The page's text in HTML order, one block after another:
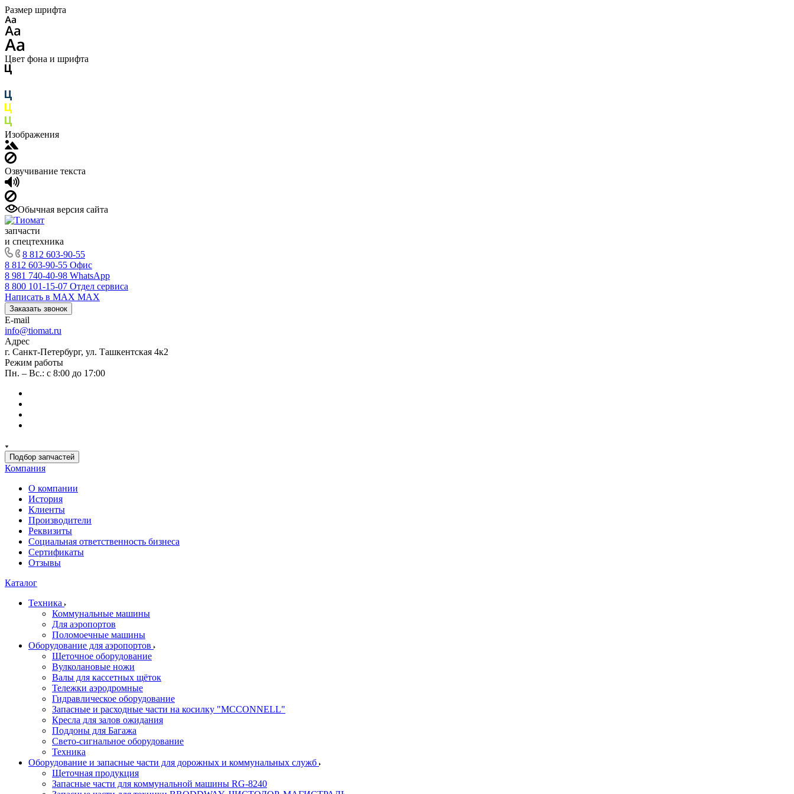
Размер шрифта
Цвет фона и шрифта
Изображения
Озвучивание текста
Обычная версия сайта
запчасти
и спецтехника
8 812 603-90-55
8 812 603-90-55 Офис
8 981 740-40-98 WhatsApp
8 800 101-15-07 Отдел сервиса
Написать в MAX MAX
Заказать звонок
E-mail
info@tiomat.ru
Адрес
г. Санкт-Петербург, ул. Ташкентская 4к2
Режим работы
Пн. – Вс.: с 8:00 до 17:00
Подбор запчастей
Компания
О компании
История
Клиенты
Производители
Реквизиты
Социальная ответственность бизнеса
Сертификаты
Отзывы
Каталог
Техника
Коммунальные машины
Для аэропортов
Поломоечные машины
Оборудование для аэропортов
Щеточное оборудование
Вулколановые ножи
Валы для кассетных щёток
Тележки аэродромные
Гидравлическое оборудование
Запасные и расходные части на косилку "MCCONNELL"
Кресла для залов ожидания
Поддоны для Багажа
Свето-сигнальное оборудование
Техника
Оборудование и запасные части для дорожных и коммунальных служб
Щеточная продукция
Запасные части для коммунальной машины RG-8240